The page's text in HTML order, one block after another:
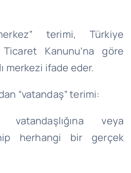
terimi, Türkiye
Kanunu’na göre
merkezi ifade eder.
“vatandaş” terimi:
veya
herhangi bir gerçek